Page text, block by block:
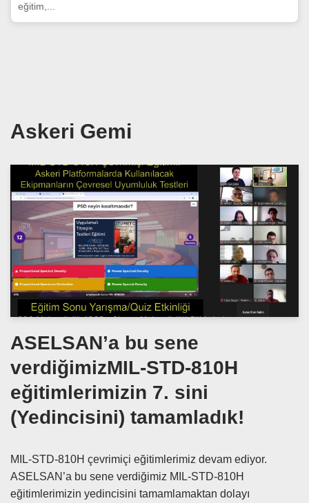
eğitim,...
Askeri Gemi
ASELSAN’a bu sene
verdiğimizMIL-STD-810H
eğitimlerimizin 7. sini
(Yedincisini) tamamladık!
MIL-STD-810H çevrimiçi eğitimlerimiz devam ediyor.
ASELSAN’a bu sene verdiğimiz MIL-STD-810H
eğitimlerimizin yedincisini tamamlamaktan dolayı